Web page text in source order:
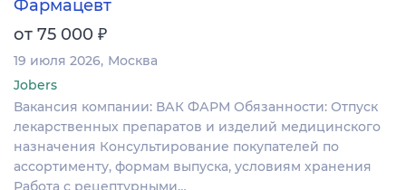
Фармацевт
от 75 000 ₽
19 июля 2026 Москва
Jobers
Вакансия компании: ВАК ФАРМ Обязанности: Отпуск
лекарственных препаратов и изделий медицинского
назначения Консультирование покупателей по
ассортименту, формам выпуска, условиям хранения
Работа с рецептурными…